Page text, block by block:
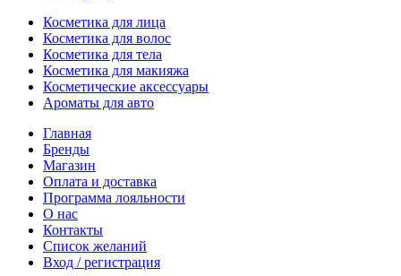
Косметика для лица
Косметика для волос
Косметика для тела
Косметика для макияжа
Косметические аксессуары
Ароматы для авто
Главная
Бренды
Магазин
Оплата и доставка
Программа лояльности
О нас
Контакты
Список желаний
Вход / регистрация